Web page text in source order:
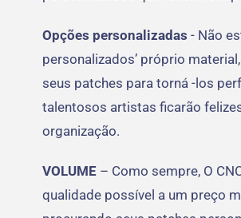
Opções personalizadas - Não
personalizados’ próprio
seus patches para torná -los
talentosos artistas ficarão
organização.
VOLUME – Como sempre, O
qualidade possível a um preço